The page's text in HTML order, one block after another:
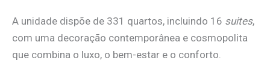
A unidade dispõe de 331 quartos, incluindo 16 suites,
com uma decoração contemporânea e cosmopolita
que combina o luxo, o bem-estar e o conforto.